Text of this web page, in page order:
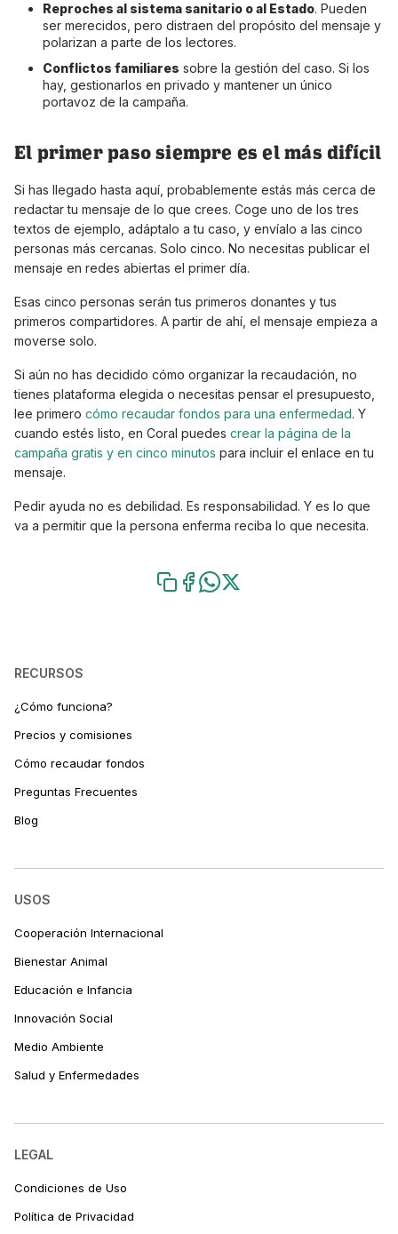
Reproches al sistema sanitario o al Estado. Pueden
ser merecidos, pero distraen del propósito del mensaje y
polarizan a parte de los lectores.
Conflictos familiares sobre la gestión del caso. Si los
hay, gestionarlos en privado y mantener un único
portavoz de la campaña.
El primer paso siempre es el más difícil
Si has llegado hasta aquí, probablemente estás más cerca de
redactar tu mensaje de lo que crees. Coge uno de los tres
textos de ejemplo, adáptalo a tu caso, y envíalo a las cinco
personas más cercanas. Solo cinco. No necesitas publicar el
mensaje en redes abiertas el primer día.
Esas cinco personas serán tus primeros donantes y tus
primeros compartidores. A partir de ahí, el mensaje empieza a
moverse solo.
Si aún no has decidido cómo organizar la recaudación, no
tienes plataforma elegida o necesitas pensar el presupuesto,
lee primero cómo recaudar fondos para una enfermedad. Y
cuando estés listo, en Coral puedes crear la página de la
campaña gratis y en cinco minutos para incluir el enlace en tu
mensaje.
Pedir ayuda no es debilidad. Es responsabilidad. Y es lo que
va a permitir que la persona enferma reciba lo que necesita.
RECURSOS
¿Cómo funciona?
Precios y comisiones
Cómo recaudar fondos
Preguntas Frecuentes
Blog
USOS
Cooperación Internacional
Bienestar Animal
Educación e Infancia
Innovación Social
Medio Ambiente
Salud y Enfermedades
LEGAL
Condiciones de Uso
Política de Privacidad